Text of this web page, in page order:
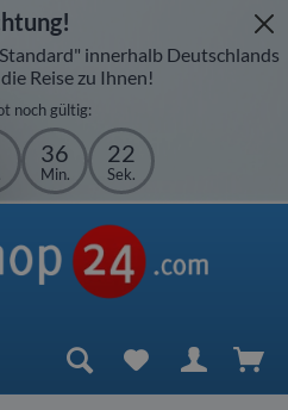
innerhalb Deutschlands
Reise zu Ihnen!
noch gültig:
36
Min.
22
Sek.